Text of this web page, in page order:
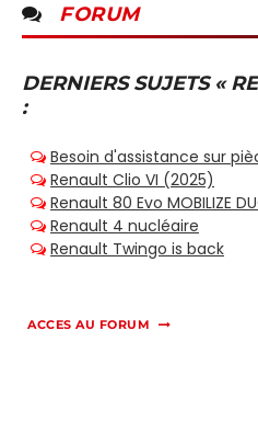
FORUM
DERNIERS SUJETS «
:
ACCES AU FORUM